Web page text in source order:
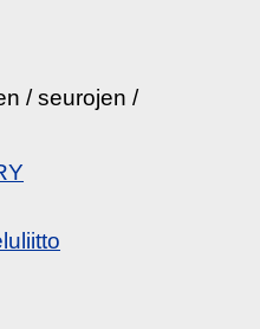
/ seurojen /